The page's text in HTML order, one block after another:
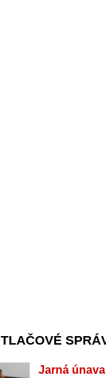
TLAČOVÉ
Jarná